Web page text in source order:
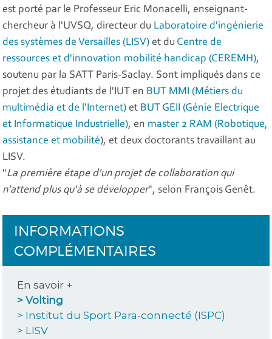
est porté par le Professeur Eric Monacelli, enseignant-
chercheur à l'UVSQ, directeur du Laboratoire d'ingénierie
des systèmes de Versailles (LISV) et du Centre de
ressources et d'innovation mobilité handicap (CEREMH),
soutenu par la SATT Paris-Saclay. Sont impliqués dans ce
projet des étudiants de l'IUT en BUT MMI (Métiers du
multimédia et de l'Internet) et BUT GEII (Génie Electrique
et Informatique Industrielle), en master 2 RAM (Robotique,
assistance et mobilité), et deux doctorants travaillant au
LISV.
"La première étape d'un projet de collaboration qui
n'attend plus qu'à se développer", selon François Genêt.
INFORMATIONS
COMPLÉMENTAIRES
En savoir +
> Volting
> Institut du Sport Para-connecté (ISPC)
> LISV